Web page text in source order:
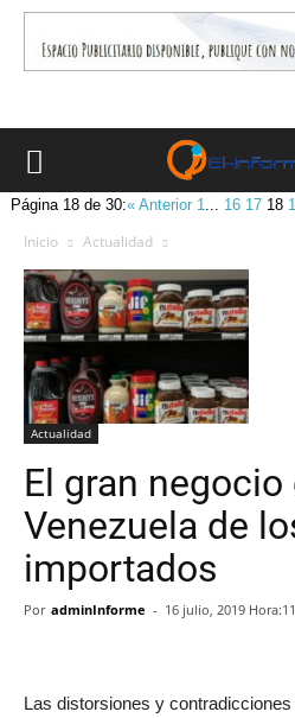
Página 18 de 30:« Anterior 1... 16 17 18
Inicio Actualidad
Actualidad
El gran negocio
Venezuela de
importados
Por adminInforme - 16 julio, 2019
Las distorsiones y